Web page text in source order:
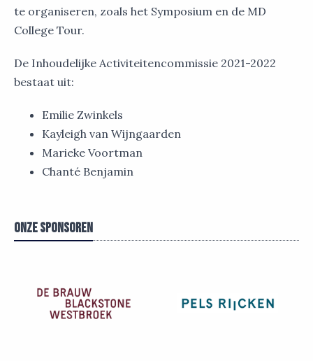
te organiseren, zoals het Symposium en de MD
College Tour.
De Inhoudelijke Activiteitencommissie 2021-2022
bestaat uit:
Emilie Zwinkels
Kayleigh van Wijngaarden
Marieke Voortman
Chanté Benjamin
Onze sponsoren